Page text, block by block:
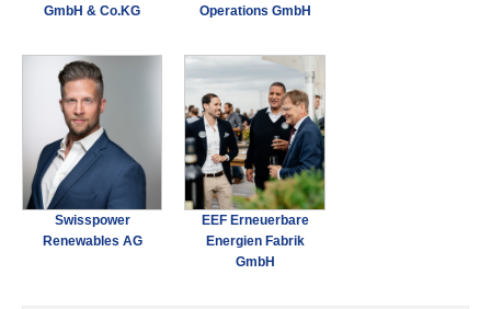
GmbH & Co.KG
Operations GmbH
Swisspower
Renewables AG
EEF Erneuerbare
Energien Fabrik
GmbH